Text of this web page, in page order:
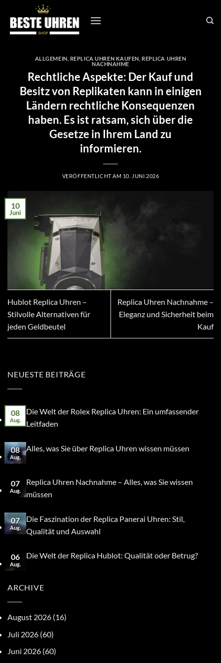
Inhalt
springen
ALLGEMEIN REPLICA UHREN KAUFEN ,REPLICA UHREN
NACHNAHME
Rechtliche Aspekte: Der Kauf und
Besitz von Replikaten kann in einigen
Ländern rechtliche Konsequenzen
haben. Es ist ratsam, sich über die
Gesetze in Ihrem Land zu
informieren.
VERÖFFENTLICHT AM 10. JUNI 2026
10
Juni
Hublot Replica Uhren –
Stilvolle Alternativen für
jeden Geldbeutel
Replica Uhren Nachnahme –
Eleganz und Sicherheit beim
Kauf
NEUESTE BEITRÄGE
08
Aug.
Die Welt der Rolex Replica Uhren: Ein umfassender
Leitfaden
08
Aug.
Alles, was Sie über Replica Uhren wissen müssen
07
Aug.
Replica Uhren Nachnahme – Alles, was Sie wissen
müssen
07
Aug.
Die Faszination der Replica Panerai Uhren: Stil,
Qualität und Auswahl
06
Aug.
Die Welt der Replica Hublot: Qualität oder Betrug?
ARCHIVE
August 2026 (16)
Juli 2026 (60)
Juni 2026 (60)